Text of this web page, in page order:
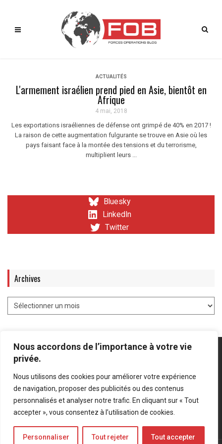
Nous accordons de l’importance à votre vie
privée.
Nous utilisons des cookies pour améliorer votre expérience
de navigation, proposer des publicités ou des contenus
personnalisés et analyser notre trafic. En cliquant sur « Tout
accepter », vous consentez à l’utilisation de cookies.
Personnaliser Tout rejeter Tout accepter
ACTUALITÉS
L'armement israélien prend pied en Asie, bientôt en
Afrique
4 mai, 2018
Les exportations israéliennes de défense ont grimpé de 40% en 2017 !
La raison de cette augmentation fulgurante se trouve en Asie où les
pays faisant face à la montée des tensions et du terrorisme,
multiplient leurs ...
Bluesky
LinkedIn
Twitter
Archives
Mentions légales Politique de confidentialité
Bluesky
LinkedIn
Twitter